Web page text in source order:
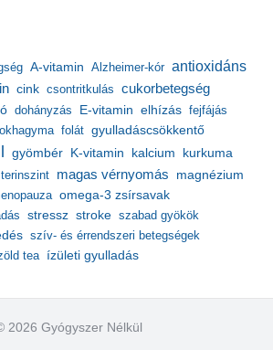
A-vitamin Alzheimer-kór antioxidáns
cink csontritkulás cukorbetegség
dohányzás E-vitamin elhízás fejfájás
folát gyulladáscsökkentő
gyömbér K-vitamin kalcium kurkuma
magas vérnyomás magnézium
omega-3 zsírsavak
stressz stroke szabad gyökök
szív- és érrendszeri betegségek
tea ízületi gyulladás
2026 Gyógyszer Nélkül